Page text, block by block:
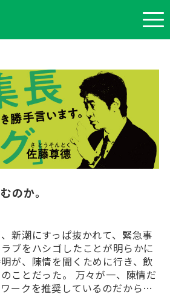
のか。
新潮にすっぱ抜かれて、緊急事
ブをハシゴしたことが明らかに
が、陳情を聞くために行き、飲
ことだった。 万々が一、陳情だ
ークを推奨しているのだから…